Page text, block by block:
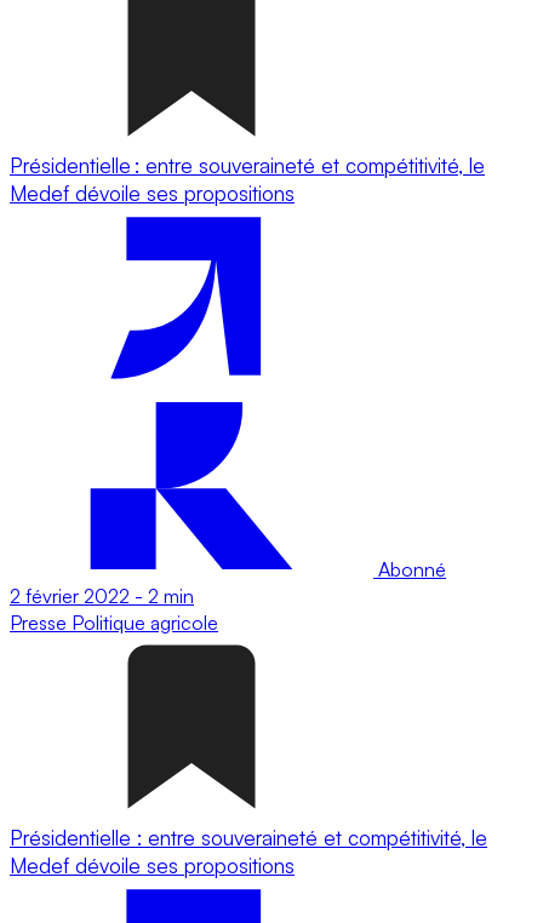
Présidentielle : entre souveraineté et compétitivité, le
Medef dévoile ses propositions
Abonné
2 février 2022 - 2 min
Presse Politique agricole
Présidentielle : entre souveraineté et compétitivité, le
Medef dévoile ses propositions